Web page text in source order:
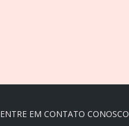
ENTRE EM CONTATO CONOSCO